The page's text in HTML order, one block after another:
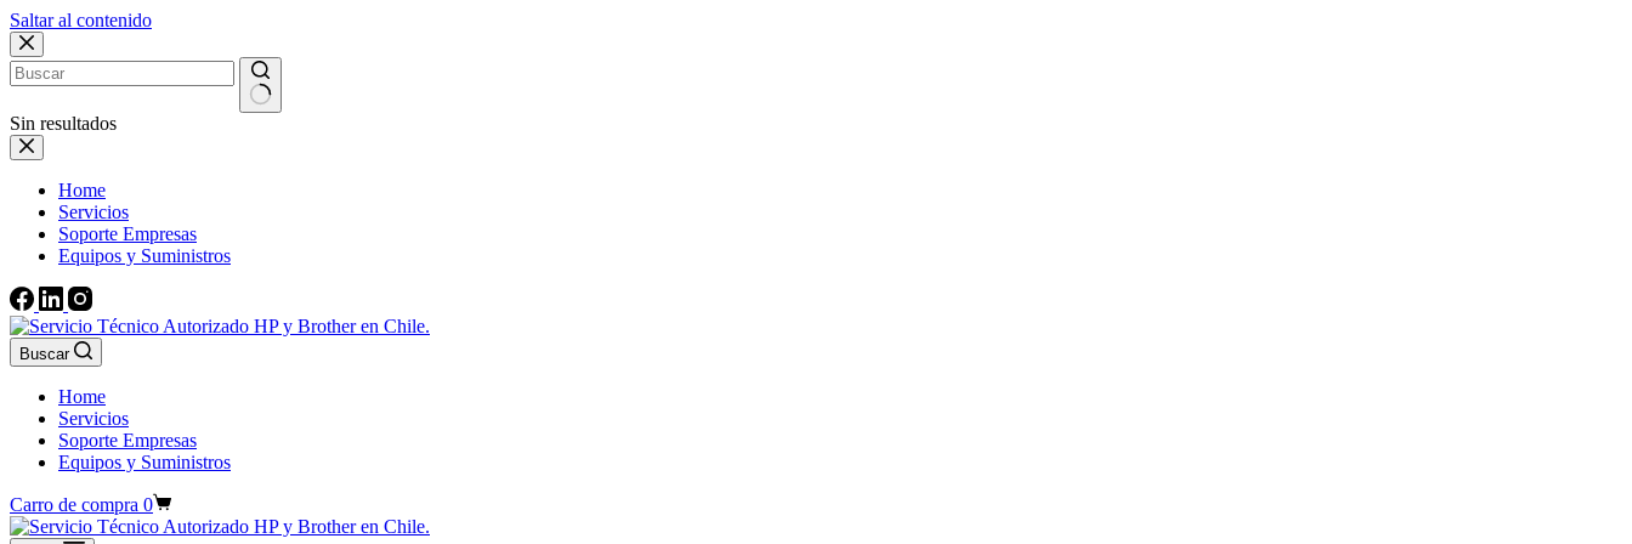
Saltar al contenido
Sin resultados
Home
Servicios
Soporte Empresas
Equipos y Suministros
Buscar
Home
Servicios
Soporte Empresas
Equipos y Suministros
Carro de compra 0